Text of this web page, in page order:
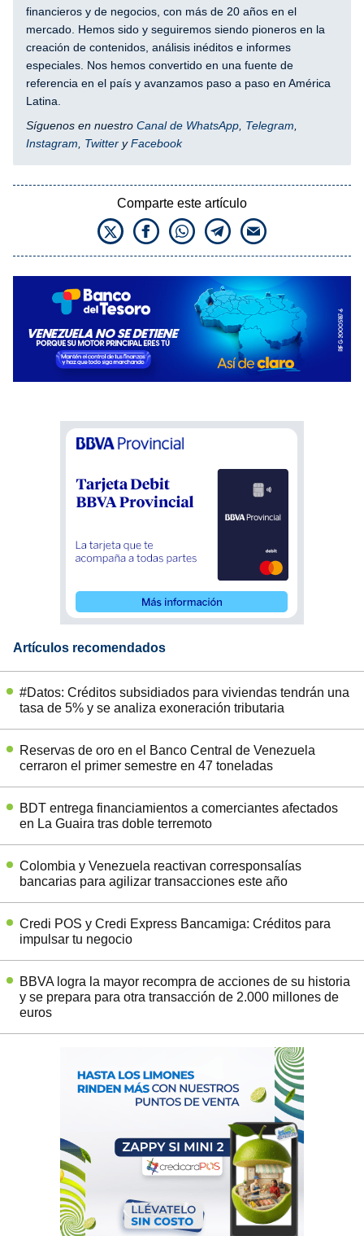
financieros y de negocios, con más de 20 años en el
mercado. Hemos sido y seguiremos siendo pioneros en la
creación de contenidos, análisis inéditos e informes
especiales. Nos hemos convertido en una fuente de
referencia en el país y avanzamos paso a paso en América
Latina.
Síguenos en nuestro Canal de WhatsApp Telegram
Instagram
Twitter yFacebook
Comparte este artículo
Artículos recomendados
#Datos: Créditos subsidiados para viviendas tendrán una
tasa de 5% y se analiza exoneración tributaria
Reservas de oro en el Banco Central de Venezuela
cerraron el primer semestre en 47 toneladas
BDT entrega financiamientos a comerciantes afectados
en La Guaira tras doble terremoto
Colombia y Venezuela reactivan corresponsalías
bancarias para agilizar transacciones este año
Credi POS y Credi Express Bancamiga: Créditos para
impulsar tu negocio
BBVA logra la mayor recompra de acciones de su historia
y se prepara para otra transacción de 2.000 millones de
euros